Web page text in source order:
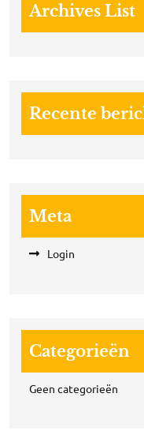
Archives List
Recente
Meta
Login
Categorieën
Geen categorieën